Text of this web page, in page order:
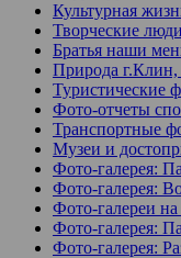
Культурная
Творческие
Братья наши
Природа г.Клин,
Туристические
Фото-отчеты
Транспортные
Музеи и
Фото-галерея:
Фото-галерея:
Фото-галереи
Фото-галерея:
Фото-галерея: